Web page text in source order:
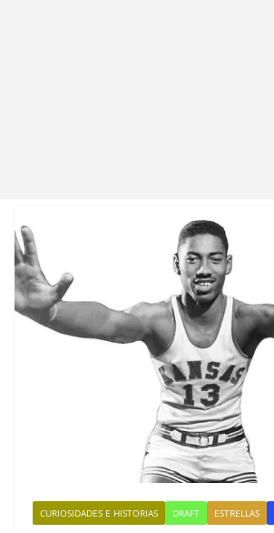
CURIOSIDADES E HISTORIAS DRAFT ESTRELLAS